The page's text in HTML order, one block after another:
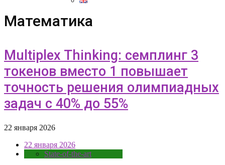
Математика
Multiplex Thinking: семплинг 3
токенов вместо 1 повышает
точность решения олимпиадных
задач с 40% до 55%
22 января 2026
22 января 2026
State-of-the-art